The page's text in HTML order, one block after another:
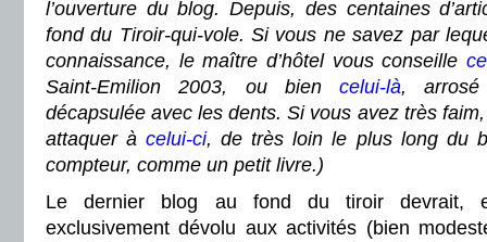
l’ouverture du blog. Depuis, des centaines
fond du Tiroir-qui-vole. Si vous ne savez par
connaissance, le maître d’hôtel vous conseille
Saint-Emilion 2003, ou bien celui-là, arrosé
décapsulée avec les dents. Si vous avez très
attaquer àcelui-ci, de très loin le plus long du
compteur, comme un petit livre.)
Le dernier blog au fond du tiroir devrait,
exclusivement dévolu aux activités (bien